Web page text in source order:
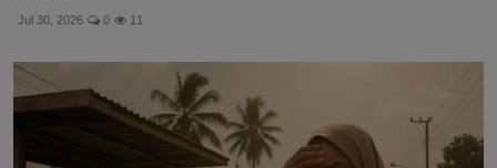
Jul 30, 2026 0 11